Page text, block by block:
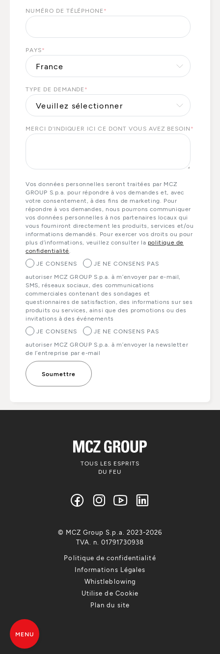
NUMÉRO DE TÉLÉPHONE *
PAYS*
TYPE DE DEMANDE *
MERCI D'INDIQUER ICI CE DONT VOUS AVEZ BESOIN *
Vos données personnelles seront traitées par MCZ
GROUP S.p.a. pour répondre à vos demandes et, avec
votre consentement, à des fins de marketing. Pour
répondre à vos demandes, nous pourrons communiquer
vos données personnelles à nos partenaires locaux qui
vous fourniront directement les produits, services et/ou
informations demandés. Pour exercer vos droits ou pour
plus d’informations, veuillez consulter la politique de
confidentialité
JE CONSENS
JE NE CONSENS PAS
autoriser MCZ GROUP S.p.a. à m’envoyer par e-mail,
SMS, réseaux sociaux, des communications
commerciales contenant des sondages et
questionnaires de satisfaction, des informations sur ses
produits ou services, ainsi que des promotions ou des
invitations à des événements
JE CONSENS
JE NE CONSENS PAS
autoriser MCZ GROUP S.p.a. à m’envoyer la newsletter
de l’entreprise par e-mail
TOUS LES ESPRITS
DU FEU
Politique de confidentialité
Informations Légales
Whistleblowing
Utilise de Cookie
Plan du site
© MCZ Group S.p.a. 2023-2026
TVA. n. 01791730938
MENU